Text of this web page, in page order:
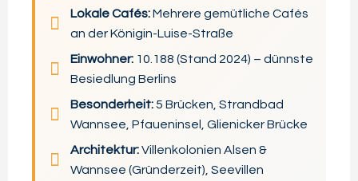
Lokale Cafés:Mehrere gemütliche Cafés
an der Königin-Luise-Straße
Einwohner:10.188 (Stand 2024) – dünnste
Besiedlung Berlins
Besonderheit:5 Brücken, Strandbad
Wannsee, Pfaueninsel, Glienicker Brücke
Architektur:Villenkolonien Alsen &
Wannsee (Gründerzeit), Seevillen